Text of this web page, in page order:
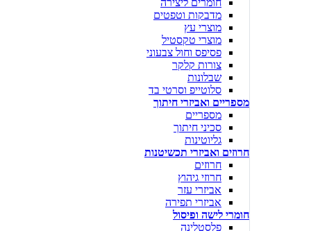
חומרים ליצירה
מדבקות וטפטים
מוצרי עץ
מוצרי טקסטיל
פסיפס וחול צבעוני
צורות קלקר
שבלונות
סלוטייפ וסרטי בד
מספריים ואביזרי חיתוך
מספריים
סכיני חיתוך
גליוטינות
חרוזים ואביזרי תכשיטנות
חרוזים
חרוזי גיהוץ
אביזרי עזר
אביזרי תפירה
חומרי לישה ופיסול
פלסטלינה